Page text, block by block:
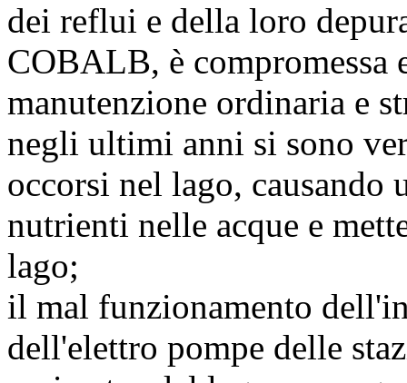
dei reflui e della loro
COBALB, è compromessa
manutenzione ordinaria e
negli ultimi anni si sono
occorsi nel lago, causando
nutrienti nelle acque e
lago;
il mal funzionamento
dell'elettro pompe delle